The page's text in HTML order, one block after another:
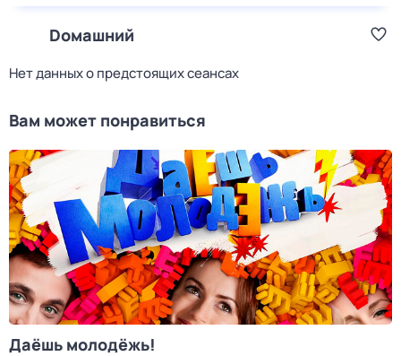
Dомашний
Нет данных о предстоящих сеансах
Вам может понравиться
Даёшь молодёжь!